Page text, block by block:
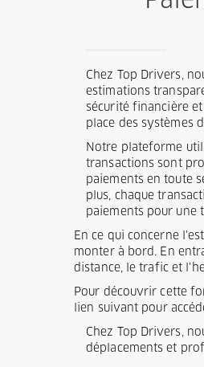
Chez Top Drivers,
estimations
sécurité financière
place des systèmes
Notre plateforme
transactions sont
paiements en toute
plus, chaque
paiements pour une
En ce qui concerne
monter à bord. En
distance, le trafic et
Pour découvrir cette
lien suivant pour
Chez Top Drivers,
déplacements et